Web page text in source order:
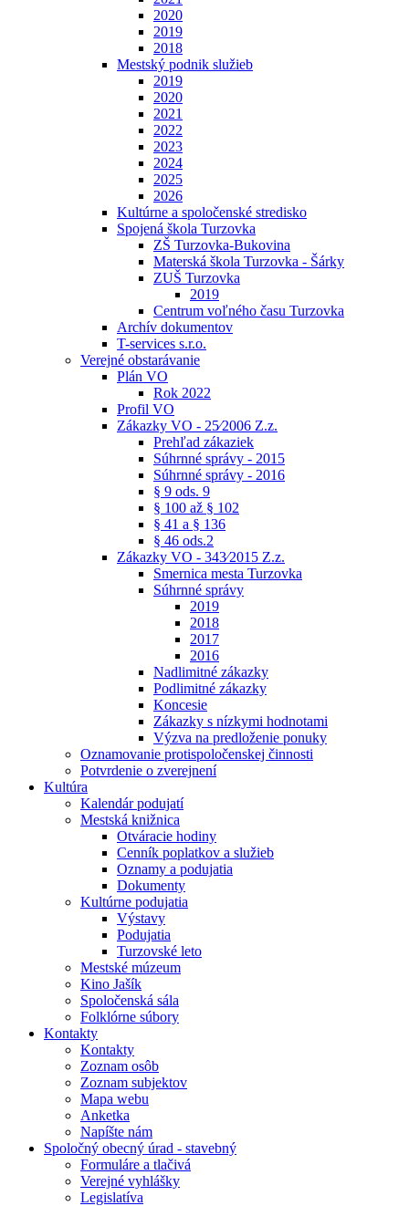
2020
2019
2018
Mestský podnik služieb
2019
2020
2021
2022
2023
2024
2025
2026
Kultúrne a spoločenské stredisko
Spojená škola Turzovka
ZŠ Turzovka-Bukovina
Materská škola Turzovka - Šárky
ZUŠ Turzovka
2019
Centrum voľného času Turzovka
Archív dokumentov
T-services s.r.o.
Verejné obstarávanie
Plán VO
Rok 2022
Profil VO
Zákazky VO - 25⁄2006 Z.z.
Prehľad zákaziek
Súhrnné správy - 2015
Súhrnné správy - 2016
§ 9 ods. 9
§ 100 až § 102
§ 41 a § 136
§ 46 ods.2
Zákazky VO - 343⁄2015 Z.z.
Smernica mesta Turzovka
Súhrnné správy
2019
2018
2017
2016
Nadlimitné zákazky
Podlimitné zákazky
Koncesie
Zákazky s nízkymi hodnotami
Výzva na predloženie ponuky
Oznamovanie protispoločenskej činnosti
Potvrdenie o zverejnení
Kultúra
Kalendár podujatí
Mestská knižnica
Otváracie hodiny
Cenník poplatkov a služieb
Oznamy a podujatia
Dokumenty
Kultúrne podujatia
Výstavy
Podujatia
Turzovské leto
Mestské múzeum
Kino Jašík
Spoločenská sála
Folklórne súbory
Kontakty
Kontakty
Zoznam osôb
Zoznam subjektov
Mapa webu
Anketka
Napíšte nám
Spoločný obecný úrad - stavebný
Formuláre a tlačivá
Verejné vyhlášky
Legislatíva